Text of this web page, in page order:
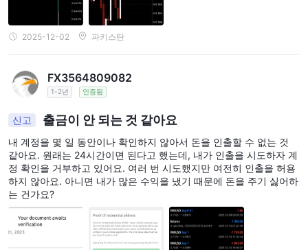
2025-12-02 파키스탄
FX3564809082
1-2년 인증됨
신고 출금이 안 되는 것 같아요
내 계정을 몇 일 동안이나 확인하지 않아서 돈을 인출할 수 없는 것
같아요. 원래는 24시간이면 된다고 했는데, 내가 인출을 시도하자 계
정 확인을 거부하고 있어요. 여러 번 시도했지만 여전히 인출을 허용
하지 않아요. 아니면 내가 많은 수익을 냈기 때문에 돈을 주기 싫어하
는 건가요?